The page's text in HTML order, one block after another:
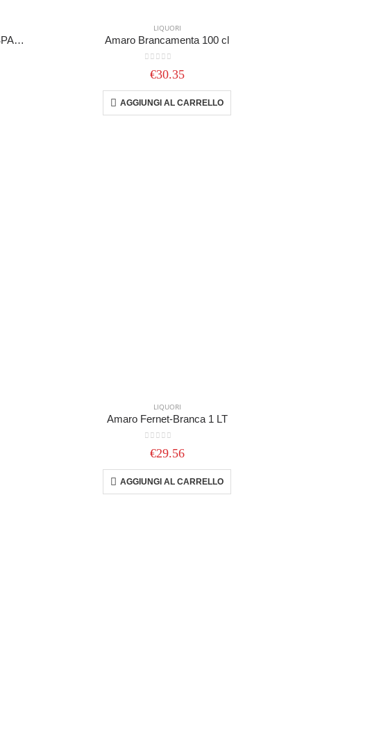
AMARO AVERNA LT.1 6 BOTTIGLIE GRAN RISPARMIO
LIQUORI
Amaro Brancamenta 100 cl
€30.35
AGGIUNGI AL CARRELLO
LIQUORI
Amaro Fernet-Branca 1 LT
€29.56
AGGIUNGI AL CARRELLO